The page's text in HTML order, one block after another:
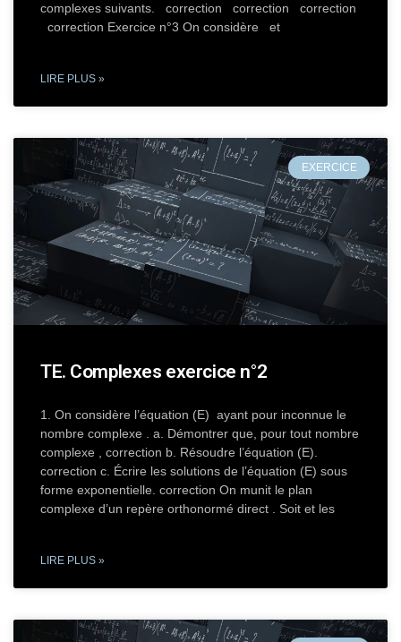
complexes suivants. correction correction correction
correction Exercice n°3 On considère et
LIRE PLUS »
EXERCICE
TE. Complexes exercice n°2
1. On considère l’équation (E) ayant pour inconnue le
nombre complexe . a. Démontrer que, pour tout nombre
complexe , correction b. Résoudre l’équation (E).
correction c. Écrire les solutions de l’équation (E) sous
forme exponentielle. correction On munit le plan
complexe d’un repère orthonormé direct . Soit et les
LIRE PLUS »